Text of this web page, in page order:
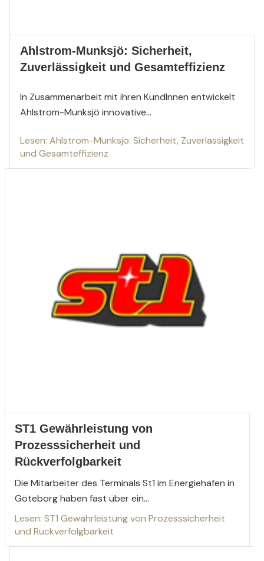
Ahlstrom-Munksjö: Sicherheit,
Zuverlässigkeit und Gesamteffizienz
In Zusammenarbeit mit ihren KundInnen entwickelt
Ahlstrom-Munksjö innovative...
Lesen: Ahlstrom-Munksjö: Sicherheit, Zuverlässigkeit
und Gesamteffizienz
ST1 Gewährleistung von
Prozesssicherheit und
Rückverfolgbarkeit
Die Mitarbeiter des Terminals St1 im Energiehafen in
Göteborg haben fast über ein...
Lesen: ST1 Gewährleistung von Prozesssicherheit
und Rückverfolgbarkeit